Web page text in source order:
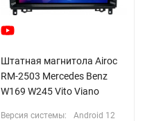
Штатная магнитола Airoc
RM-2503 Mercedes Benz
W169 W245 Vito Viano
Версия системы: Android 12